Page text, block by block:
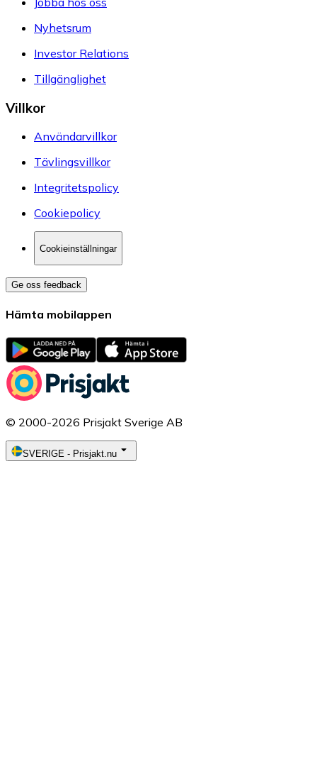
Nyhetsrum
Investor Relations
Tillgänglighet
Villkor
Användarvillkor
Tävlingsvillkor
Integritetspolicy
Cookiepolicy
Cookieinställningar
Ge oss feedback
Hämta mobilappen
© 2000-2026 Prisjakt Sverige AB
SVERIGE - Prisjakt.nu